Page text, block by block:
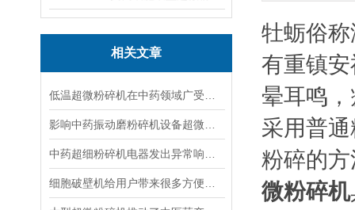
相关文章
牡蛎俗
有重镇
晕耳鸣
采用普
粉碎的
微粉碎机